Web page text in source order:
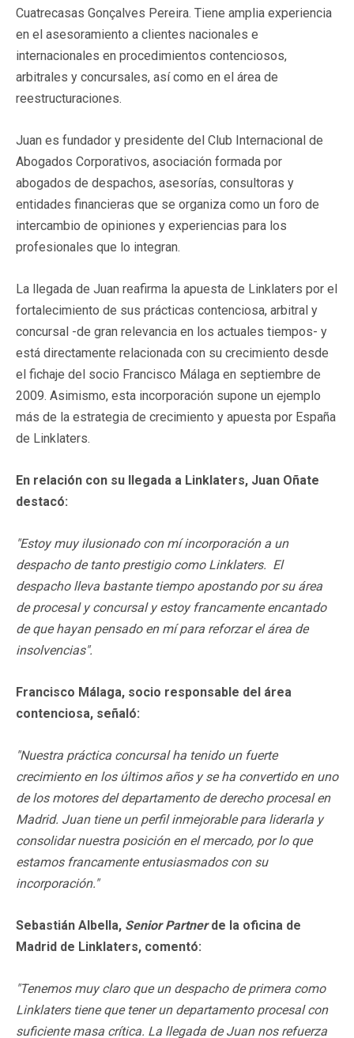
Cuatrecasas Gonçalves Pereira. Tiene amplia experiencia
en el asesoramiento a clientes nacionales e
internacionales en procedimientos contenciosos,
arbitrales y concursales, así como en el área de
reestructuraciones.
Juan es fundador y presidente del Club Internacional de
Abogados Corporativos, asociación formada por
abogados de despachos, asesorías, consultoras y
entidades financieras que se organiza como un foro de
intercambio de opiniones y experiencias para los
profesionales que lo integran.
La llegada de Juan reafirma la apuesta de Linklaters por el
fortalecimiento de sus prácticas contenciosa, arbitral y
concursal -de gran relevancia en los actuales tiempos- y
está directamente relacionada con su crecimiento desde
el fichaje del socio Francisco Málaga en septiembre de
2009. Asimismo, esta incorporación supone un ejemplo
más de la estrategia de crecimiento y apuesta por España
de Linklaters.
En relación con su llegada a Linklaters, Juan Oñate
destacó:
"Estoy muy ilusionado con mí incorporación a un
despacho de tanto prestigio como Linklaters. El
despacho lleva bastante tiempo apostando por su área
de procesal y concursal y estoy francamente encantado
de que hayan pensado en mí para reforzar el área de
insolvencias".
Francisco Málaga, socio responsable del área
contenciosa, señaló:
"Nuestra práctica concursal ha tenido un fuerte
crecimiento en los últimos años y se ha convertido en uno
de los motores del departamento de derecho procesal en
Madrid. Juan tiene un perfil inmejorable para liderarla y
consolidar nuestra posición en el mercado, por lo que
estamos francamente entusiasmados con su
incorporación."
Sebastián Albella, Senior Partnerde la oficina de
Madrid de Linklaters, comentó:
"Tenemos muy claro que un despacho de primera como
Linklaters tiene que tener un departamento procesal con
suficiente masa crítica. La llegada de Juan nos refuerza